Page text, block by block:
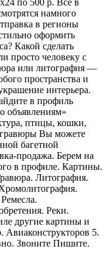
по 500 р. Все в
намного
в регионы
оформить
Какой сделать
просто человеку с
или литография —
пространства и
интерьера.
в профиль
объявлениям»
птицы, кошки,
Вы можете
багетной
продажа. Берем на
в профиле. Картины.
Литография.
Реки.
другие картины и
5.
Звонитe Пишите.